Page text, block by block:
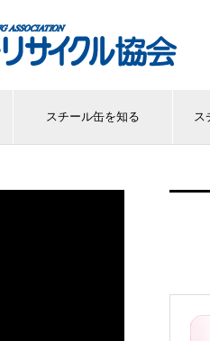
スチール缶を知る ス